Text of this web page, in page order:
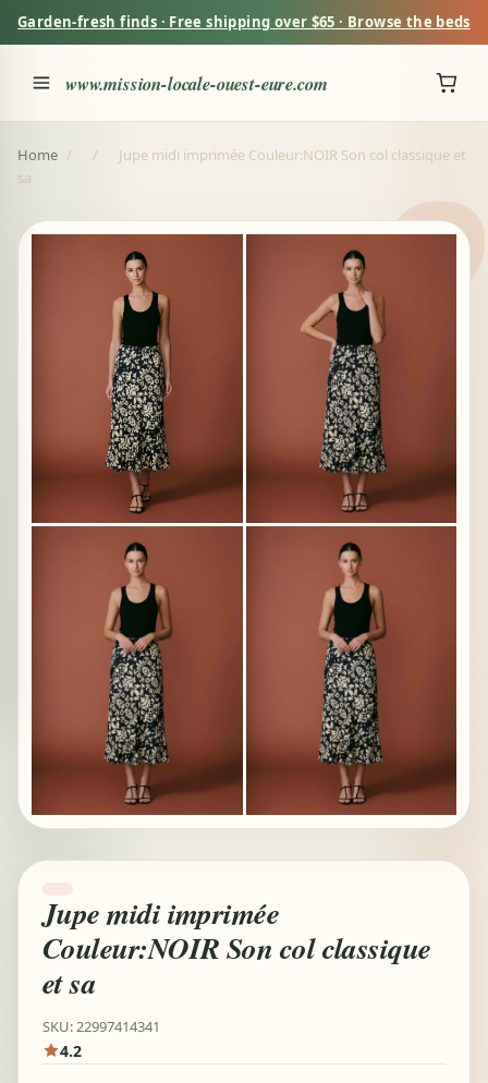
Garden-fresh finds · Free shipping over $65 · Browse the beds
www.mission-locale-ouest-eure.com
Home / /
Jupe midi imprimée Couleur:NOIR Son col classique et
sa
Jupe midi imprimée
Couleur:NOIR Son col classique
et sa
SKU: 22997414341
4.2